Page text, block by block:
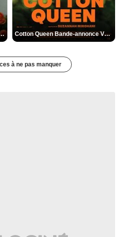
Bande-annonce VO STFR Cotton Queen Bande-annonce VO STFR
à ne pas manquer